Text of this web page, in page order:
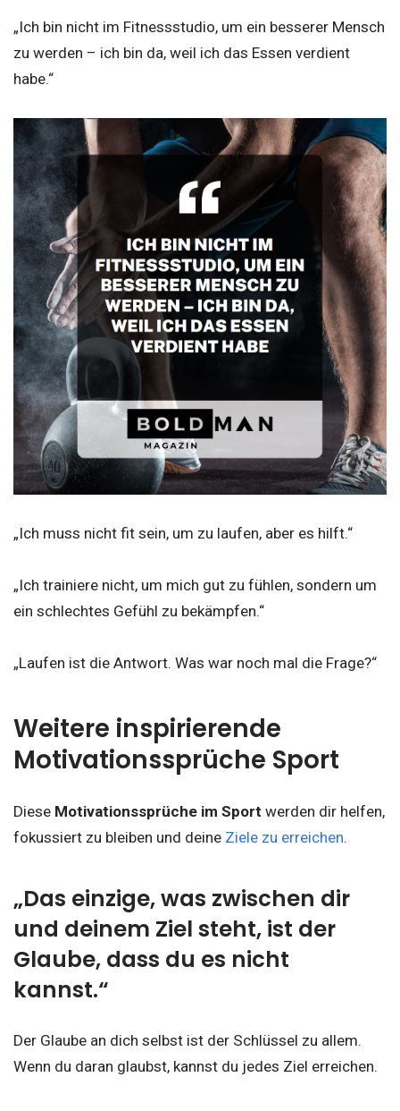
„Ich bin nicht im Fitnessstudio, um ein besserer Mensch
zu werden – ich bin da, weil ich das Essen verdient
habe.“
„Ich muss nicht fit sein, um zu laufen, aber es hilft.“
„Ich trainiere nicht, um mich gut zu fühlen, sondern um
ein schlechtes Gefühl zu bekämpfen.“
„Laufen ist die Antwort. Was war noch mal die Frage?“
Weitere inspirierende
Motivationssprüche Sport
Diese Motivationssprüche im Sport werden dir helfen,
fokussiert zu bleiben und deine Ziele zu erreichen.
„Das einzige, was zwischen dir
und deinem Ziel steht, ist der
Glaube, dass du es nicht
kannst.“
Der Glaube an dich selbst ist der Schlüssel zu allem.
Wenn du daran glaubst, kannst du jedes Ziel erreichen.